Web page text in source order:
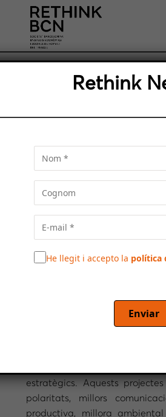
QUINZE
REGIONALS
Aquestes propostes suposen
Per Antoni Abad, president
també de la patronal Cecot
estratègics. Aquests
polaritats, millors
productiva, millora
Rethink
He llegit i accepto la política
Enviar